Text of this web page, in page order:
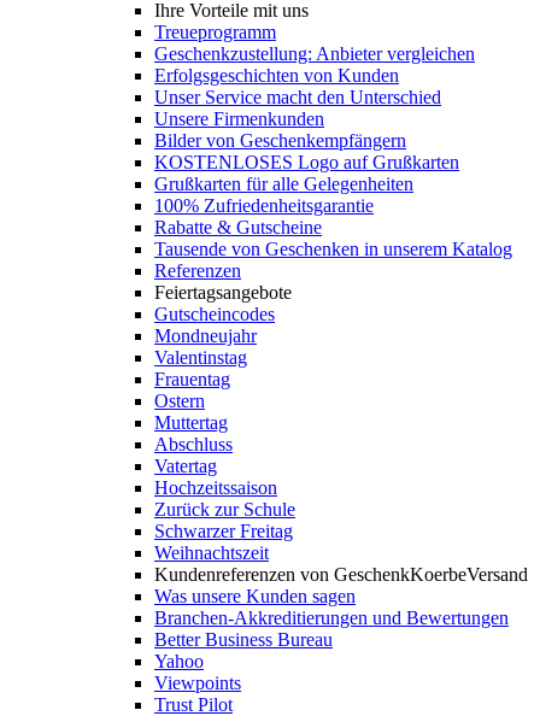
Ihre Vorteile mit uns
Treueprogramm
Geschenkzustellung: Anbieter vergleichen
Erfolgsgeschichten von Kunden
Unser Service macht den Unterschied
Unsere Firmenkunden
Bilder von Geschenkempfängern
KOSTENLOSES Logo auf Grußkarten
Grußkarten für alle Gelegenheiten
100% Zufriedenheitsgarantie
Rabatte & Gutscheine
Tausende von Geschenken in unserem Katalog
Referenzen
Feiertagsangebote
Gutscheincodes
Mondneujahr
Valentinstag
Frauentag
Ostern
Muttertag
Abschluss
Vatertag
Hochzeitssaison
Zurück zur Schule
Schwarzer Freitag
Weihnachtszeit
Kundenreferenzen von GeschenkKoerbeVersand
Was unsere Kunden sagen
Branchen-Akkreditierungen und Bewertungen
Better Business Bureau
Yahoo
Viewpoints
Trust Pilot